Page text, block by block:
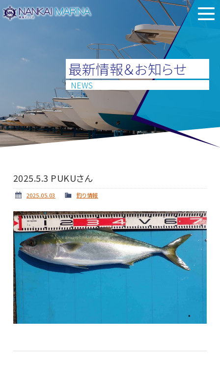
最新情報＆お知らせ
NEWS
2025.5.3 PUKUさん
2025.05.03 釣り情報